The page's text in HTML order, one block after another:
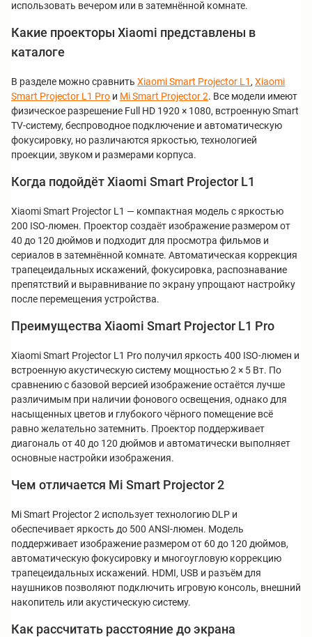
использовать вечером или в затемнённой комнате.
Какие проекторы Xiaomi представлены в
каталоге
В разделе можно сравнить Xiaomi Smart Projector L1 , Xiaomi
Smart Projector L1 Pro и Mi Smart Projector 2. Все модели имеют
физическое разрешение Full HD 1920 × 1080, встроенную Smart
TV-систему, беспроводное подключение и автоматическую
фокусировку, но различаются яркостью, технологией
проекции, звуком и размерами корпуса.
Когда подойдёт Xiaomi Smart Projector L1
Xiaomi Smart Projector L1 — компактная модель с яркостью
200 ISO-люмен. Проектор создаёт изображение размером от
40 до 120 дюймов и подходит для просмотра фильмов и
сериалов в затемнённой комнате. Автоматическая коррекция
трапецеидальных искажений, фокусировка, распознавание
препятствий и выравнивание по экрану упрощают настройку
после перемещения устройства.
Преимущества Xiaomi Smart Projector L1 Pro
Xiaomi Smart Projector L1 Pro получил яркость 400 ISO-люмен и
встроенную акустическую систему мощностью 2 × 5 Вт. По
сравнению с базовой версией изображение остаётся лучше
различимым при наличии фонового освещения, однако для
насыщенных цветов и глубокого чёрного помещение всё
равно желательно затемнить. Проектор поддерживает
диагональ от 40 до 120 дюймов и автоматически выполняет
основные настройки изображения.
Чем отличается Mi Smart Projector 2
Mi Smart Projector 2 использует технологию DLP и
обеспечивает яркость до 500 ANSI-люмен. Модель
поддерживает изображение размером от 60 до 120 дюймов,
автоматическую фокусировку и многоугловую коррекцию
трапецеидальных искажений. HDMI, USB и разъём для
наушников позволяют подключить игровую консоль, внешний
накопитель или акустическую систему.
Как рассчитать расстояние до экрана